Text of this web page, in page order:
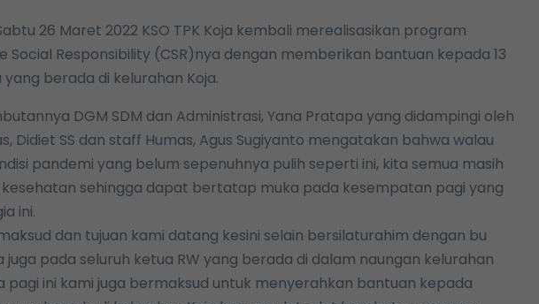
26 Maret 2022 KSO TPK Koja kembali merealisasikan program
Social Responsibility (CSR)nya dengan memberikan bantuan kepada 13
yang berada di kelurahan Koja.
DGM SDM dan Administrasi, Yana Pratapa yang didampingi oleh
Didiet SS dan staff Humas, Agus Sugiyanto mengatakan bahwa walau
pandemi yang belum sepenuhnya pulih seperti ini, kita semua masih
sehingga dapat bertatap muka pada kesempatan pagi yang
ini.
dan tujuan kami datang kesini selain bersilaturahim dengan bu
juga pada seluruh ketua RW yang berada di dalam naungan kelurahan
pagi ini kami juga bermaksud untuk menyerahkan bantuan kepada